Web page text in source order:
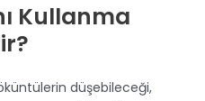
Kullanma
düşebileceği,